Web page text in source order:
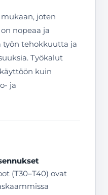
joten
nopeaa ja
työn tehokkuutta ja
Työkalut
kuin
ja
(T30–T40) ovat